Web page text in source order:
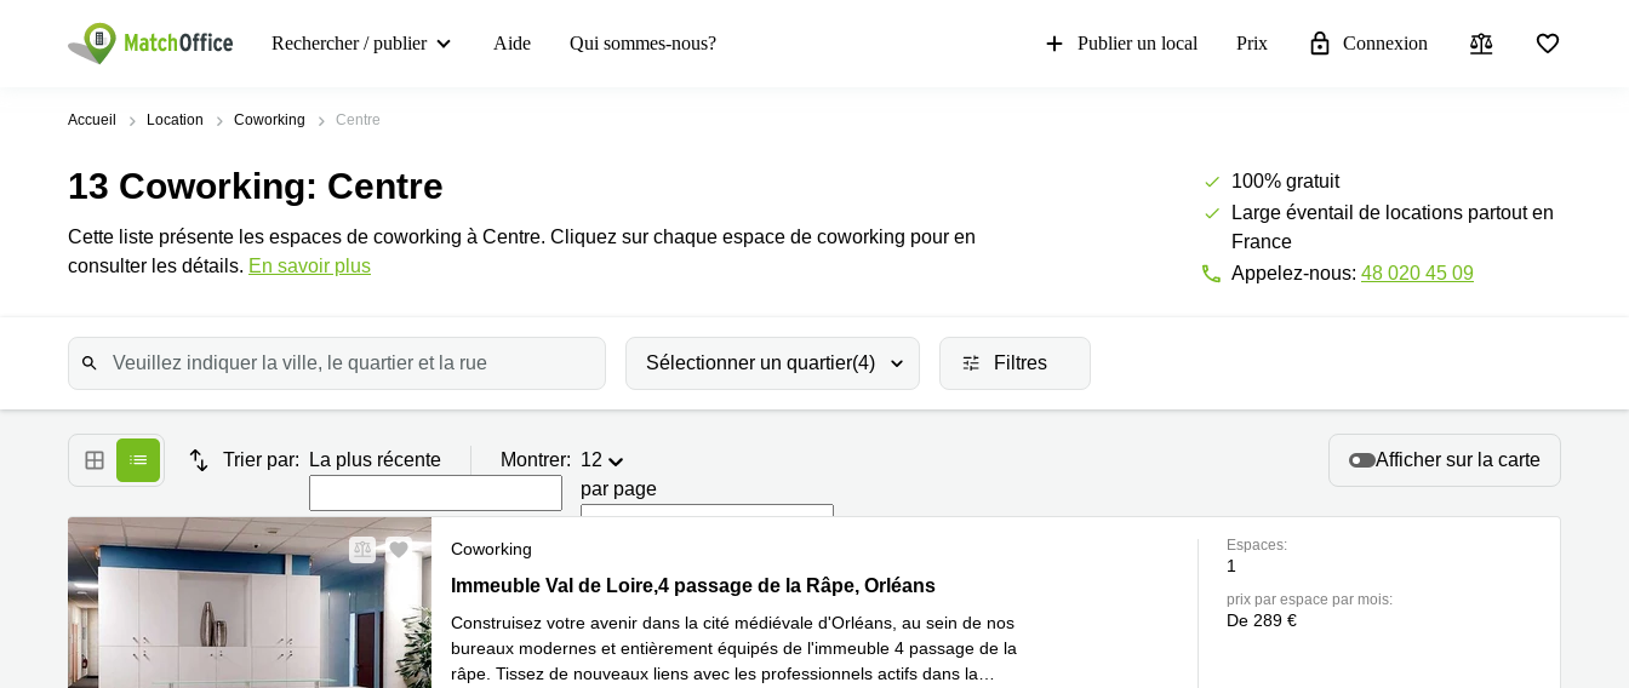
Rechercher / publier Aide Qui sommes-nous? Publier un local Prix Connexion
Accueil Location Coworking Centre
13 Coworking: Centre
Cette liste présente les espaces de coworking à Centre. Cliquez sur chaque espace de coworking pour en
consulter les détails. En savoir plus
100% gratuit
Large éventail de locations partout en
France
Appelez-nous: 48 020 45 09
Sélectionner un quartier(4) Filtres
Trier par: La plus récente Montrer: 12
par page
Afficher sur la carte
Coworking
Immeuble Val de Loire,4 passage de la Râpe, Orléans
Immeuble Val de Loire,4 passage de la Râpe, Orléans
Construisez votre avenir dans la cité médiévale d'Orléans, au sein de nos
bureaux modernes et entièrement équipés de l'immeuble 4 passage de la
râpe. Tissez de nouveaux liens avec les professionnels actifs dans la
Espaces:
1
prix par espace par mois:
De 289 €